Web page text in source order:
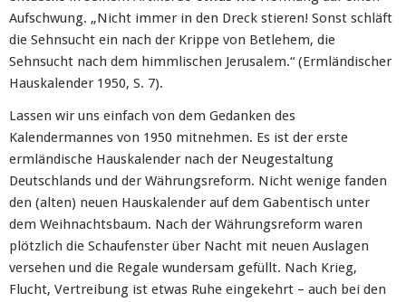
Aufschwung. „Nicht immer in den Dreck stieren! Sonst schläft
die Sehnsucht ein nach der Krippe von Betlehem, die
Sehnsucht nach dem himmlischen Jerusalem.“ (Ermländischer
Hauskalender 1950, S. 7).
Lassen wir uns einfach von dem Gedanken des
Kalendermannes von 1950 mitnehmen. Es ist der erste
ermländische Hauskalender nach der Neugestaltung
Deutschlands und der Währungsreform. Nicht wenige fanden
den (alten) neuen Hauskalender auf dem Gabentisch unter
dem Weihnachtsbaum. Nach der Währungsreform waren
plötzlich die Schaufenster über Nacht mit neuen Auslagen
versehen und die Regale wundersam gefüllt. Nach Krieg,
Flucht, Vertreibung ist etwas Ruhe eingekehrt – auch bei den